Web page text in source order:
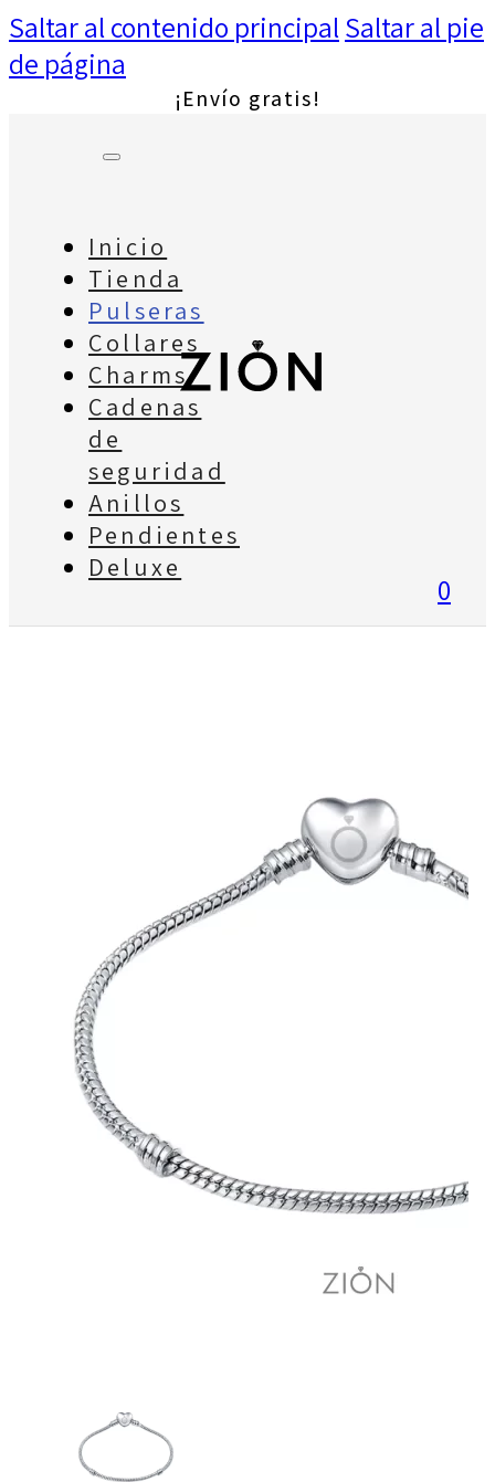
Saltar al contenido principalSaltar al pie
de página
¡Envío gratis!
Inicio
Tienda
Pulseras
Collares
Charms
Cadenas
de
seguridad
Anillos
Pendientes
Deluxe
0